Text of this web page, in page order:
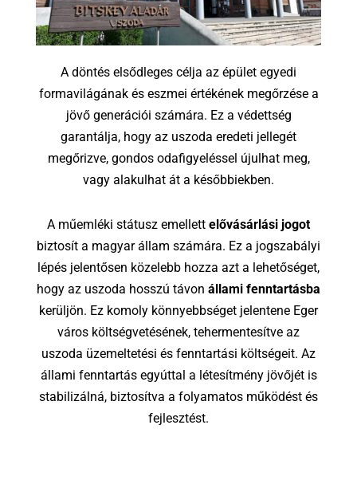
A döntés elsődleges célja az épület egyedi
formavilágának és eszmei értékének megőrzése a
jövő generációi számára. Ez a védettség
garantálja, hogy az uszoda eredeti jellegét
megőrizve, gondos odafigyeléssel újulhat meg,
vagy alakulhat át a későbbiekben.
A műemléki státusz emellett elővásárlási jogot
biztosít a magyar állam számára. Ez a jogszabályi
lépés jelentősen közelebb hozza azt a lehetőséget,
hogy az uszoda hosszú távon állami fenntartásba
kerüljön. Ez komoly könnyebbséget jelentene Eger
város költségvetésének, tehermentesítve az
uszoda üzemeltetési és fenntartási költségeit. Az
állami fenntartás egyúttal a létesítmény jövőjét is
stabilizálná, biztosítva a folyamatos működést és
fejlesztést.